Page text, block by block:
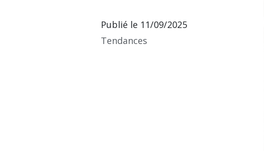
Publié le 11/09/2025
Tendances